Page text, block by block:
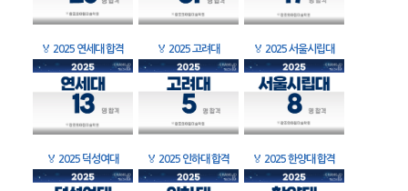
🏅 2025 연세대 합격 🏅 2025 고려대 🏅 2025 서울시립대
🏅 2025 덕성여대 🏅 2025 인하대 합격 🏅 2025 한양대 합격